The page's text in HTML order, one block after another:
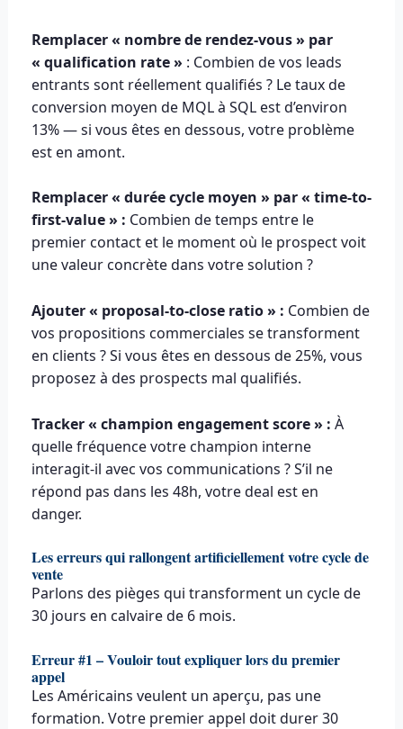
Remplacer « nombre de rendez-vous » par
« qualification rate » : Combien de vos leads
entrants sont réellement qualifiés ? Le taux de
conversion moyen de MQL à SQL est d’environ
13% — si vous êtes en dessous, votre problème
est en amont.
Remplacer « durée cycle moyen » par « time-to-
first-value » : Combien de temps entre le
premier contact et le moment où le prospect voit
une valeur concrète dans votre solution ?
Ajouter « proposal-to-close ratio » : Combien de
vos propositions commerciales se transforment
en clients ? Si vous êtes en dessous de 25%, vous
proposez à des prospects mal qualifiés.
Tracker « champion engagement score » : À
quelle fréquence votre champion interne
interagit-il avec vos communications ? S’il ne
répond pas dans les 48h, votre deal est en
danger.
Les erreurs qui rallongent artificiellement votre cycle de
vente
Parlons des pièges qui transforment un cycle de
30 jours en calvaire de 6 mois.
Erreur #1 – Vouloir tout expliquer lors du premier
appel
Les Américains veulent un aperçu, pas une
formation. Votre premier appel doit durer 30